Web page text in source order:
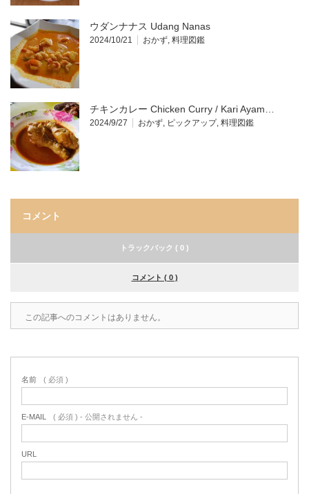
ウダンナナス Udang Nanas
2024/10/21 おかず 料理図鑑
チキンカレー Chicken Curry / Kari Ayam…
2024/9/27 おかず ピックアップ, 料理図鑑
コメント
トラックバック ( 0 )
コメント ( 0 )
この記事へのコメントはありません。
名前 ( 必須 )
E-MAIL ( 必須 ) - 公開されません -
URL